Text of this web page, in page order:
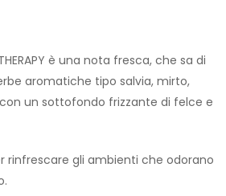
è una nota fresca, che sa di
aromatiche tipo salvia, mirto,
un sottofondo frizzante di felce e
rinfrescare gli ambienti che odorano